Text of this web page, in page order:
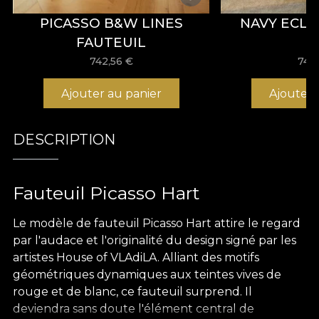
PICASSO B&W LINES
FAUTEUIL
742,56 €
Ajouter au panier
NAVY
Ajouter
DESCRIPTION
Fauteuil Picasso Hart
Le modèle de fauteuil Picasso Hart attire le regard
par l'audace et l'originalité du design signé par les
artistes House of VLAdiLA. Alliant des motifs
géométriques dynamiques aux teintes vives de
rouge et de blanc, ce fauteuil surprend. Il
deviendra sans doute l'élément central de